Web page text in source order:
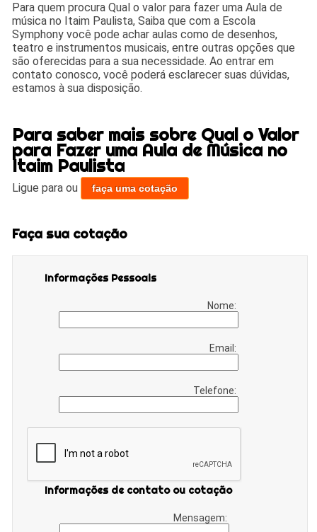
Para quem procura Qual o valor para fazer uma Aula de
música no Itaim Paulista, Saiba que com a Escola
Symphony você pode achar aulas como de desenhos,
teatro e instrumentos musicais, entre outras opções que
são oferecidas para a sua necessidade. Ao entrar em
contato conosco, você poderá esclarecer suas dúvidas,
estamos à sua disposição.
Para saber mais sobre Qual o Valor
para Fazer uma Aula de Música no
Itaim Paulista
Ligue paraou faça uma cotação
Faça sua cotação
Informações Pessoais
Nome:
Email:
Telefone:
Informações de contato ou cotação
Mensagem: